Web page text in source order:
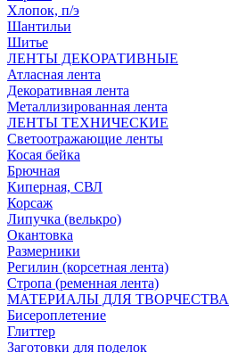
Хлопок, п/э
Шантильи
Шитье
ЛЕНТЫ ДЕКОРАТИВНЫЕ
Атласная лента
Декоративная лента
Металлизированная лента
ЛЕНТЫ ТЕХНИЧЕСКИЕ
Светоотражающие ленты
Косая бейка
Брючная
Киперная, СВЛ
Корсаж
Липучка (велькро)
Окантовка
Размерники
Регилин (корсетная лента)
Стропа (ременная лента)
МАТЕРИАЛЫ ДЛЯ ТВОРЧЕСТВА
Бисероплетение
Глиттер
Заготовки для поделок